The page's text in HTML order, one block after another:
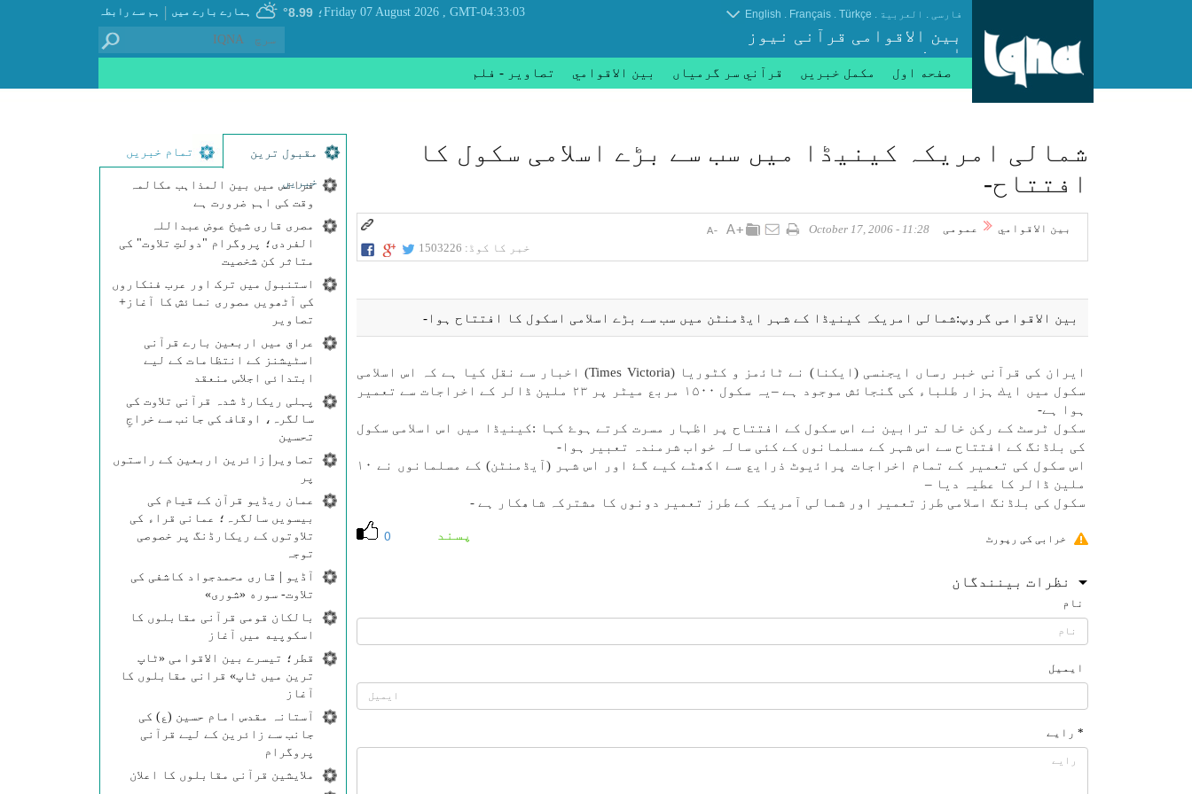
ہم سے رابطہ | ہمارے بارے میں ؛ 8.99° GMT-04:33:03
, Friday 07 August 2026 فارسی . العربیة .
Türkçe
.
Français
.
English
بین الاقوامی قرآنی نیوز
ایجنسی
صفحه اول مکمل خبریں قرآني سر گرمياں بين الاقوامي تصاوير - فلم
مقبول ترین
خبریں
تمام خبریں
فرانس میں بین المذاہب مکالمہ
وقت کی اہم ضرورت ہے
مصری قاری شیخ عوض عبداللہ
الفردی؛ پروگرام "دولتِ تلاوت" کی
متاثر کن شخصیت
استنبول میں ترک اور عرب فنکاروں
کی آٹھویں مصوری نمائش کا آغاز+
تصاویر
عراق میں اربعین بارے قرآنی
اسٹیشنز کے انتظامات کے لیے
ابتدائی اجلاس منعقد
پہلی ریکارڈ شدہ قرآنی تلاوت کی
سالگرہ، اوقاف کی جانب سے خراجِ
تحسین
تصاویر| زائرین اربعین کے راستوں
پر
عمان ریڈیو قرآن کے قیام کی
بیسویں سالگرہ؛ عمانی قراء کی
تلاوتوں کے ریکارڈنگ پر خصوصی
توجہ
آڈیو | قاری محمدجواد کاشفی کی
تلاوت- سوره‌‌ «شوری»
بالکان قومی قرآنی مقابلوں کا
اسکوپیه میں آغاز
قطر؛ تیسرے بین الاقوامی «ٹاپ
ترین میں ٹاپ» قرانی مقابلوں کا
آغاز
آستانہ مقدس امام حسین (ع) کی
جانب سے زائرین کے لیے قرآنی
پروگرام
ملایشین قرآنی مقابلوں کا اعلان
شمالی امريكہ كينیڈا میں سب سے بڑے اسلامی سكول كا
افتتاح-
بين الاقوامي عمومی
11:28 - October 17, 2006
خبر کا کوڈ: 1503226
بين الاقوامی گروپ:شمالی امريكہ كينیڈا كے شہر ایڈمنٹن میں سب سے بڑے اسلامی اسكول كا افتتاح ہوا-
ايران كی قرآنی خبر رساں ايجنسی (ايكنا) نے ٹاﺋمز و كٹوريا (Times Victoria) اخبار سے نقل كيا ہے كہ اس اسلامی
سكول میں ايك ہزار طلباء كی گنجاﺋش موجود ہے –یہ سكول ۱۵۰۰ مربع میٹر پر ۲۳ ملين ڈالر كے اخراجات سے تعمير
ہوا ہے-
سكول ٹرسٹ كے ركن خالد ترابين نے اس سكول كے افتتاح پر اظہار مسرت كرتے ہوۓ كہا :كينیڈا میں اس اسلامی سكول
كی بلڈنگ كے افتتاح سے اس شہر كے مسلمانوں كے كئی سالہ خواب شرمندہ تعبير ہوا-
اس سكول كی تعمير كے تمام اخراجات پراﺋيوٹ ذرايع سے اكھٹے كیے گۓ اور اس شہر (آیڈمنٹن) كے مسلمانوں نے ۱۰
ملين ڈالر كا عطیہ ديا –
سكول كی بلڈنگ اسلامی طرز تعمير اور شمالی آمريكہ كے طرز تعمير دونوں كا مشتركہ شاھكار ہے -
0 پسند خرابی کی رپورٹ
نظرات بینندگان
نام
ایمیل
* رایے